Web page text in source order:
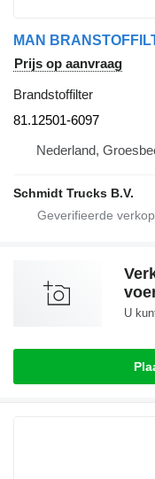
Prijs op aanvraag
Brandstoffilter
81.12501-6097
Nederland,
Schmidt Trucks B.V.
U